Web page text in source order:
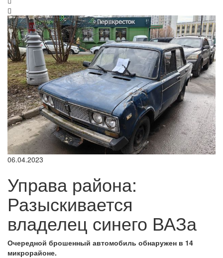
06.04.2023
Управа района:
Разыскивается
владелец синего ВАЗа
Очередной брошенный автомобиль обнаружен в 14
микрорайоне.